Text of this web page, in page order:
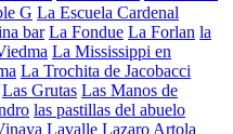
G La Escuela Cardenal
bar La Fondue La Forlan la
La Mississippi en
La Trochita de Jacobacci
Las Grutas Las Manos de
las pastillas del abuelo
Lavalle Lazaro Artola